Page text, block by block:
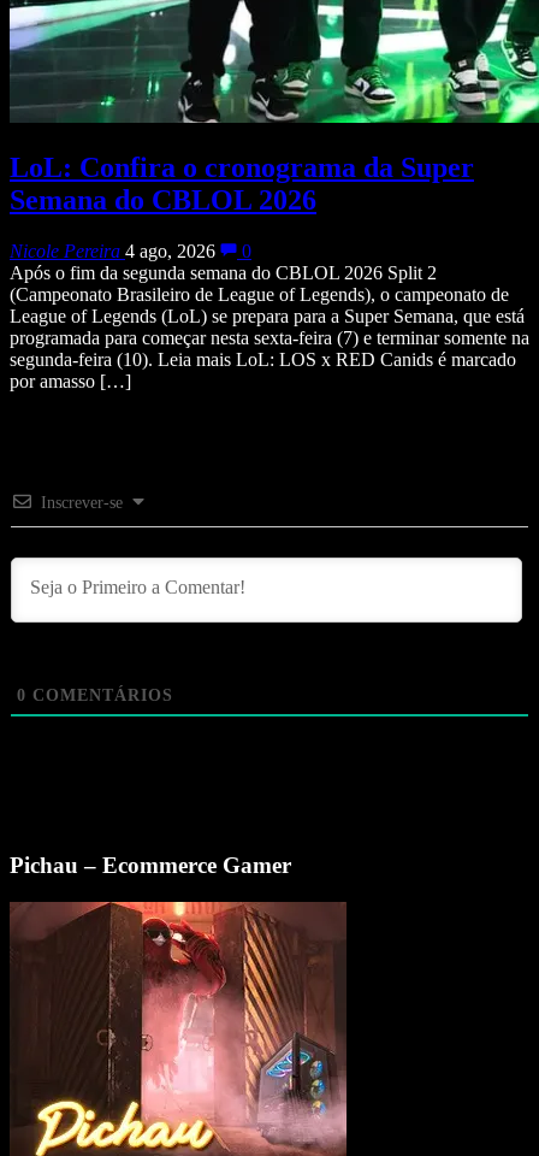
LoL: Confira o cronograma da Super
Semana do CBLOL 2026
Nicole Pereira 4 ago, 2026
0
Após o fim da segunda semana do CBLOL 2026 Split 2
(Campeonato Brasileiro de League of Legends), o campeonato de
League of Legends (LoL) se prepara para a Super Semana, que está
programada para começar nesta sexta-feira (7) e terminar somente na
segunda-feira (10). Leia mais LoL: LOS x RED Canids é marcado
por amasso […]
Inscrever-se
0 COMENTÁRIOS
Pichau – Ecommerce Gamer